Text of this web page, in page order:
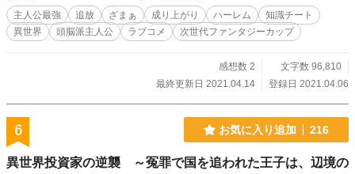
―― 投資家がハンターパーティを運用し成り上がっていく、痛快ファンタジ
ー！ ※本作は、小説家になろう様、タカミノe-storiesにも投稿しております。
主人公最強 追放 ざまぁ 成り上がり ハーレム
知識チート
異世界
頭脳派主人公 ラブコメ 次世代ファンタジーカップ
感想数 2
文字数 96,810
最終更新日 2021.04.14
登録日 2021.04.06
6 お気に入り追加 216
異世界投資家の逆襲 ～冤罪で国を追われた王子は、辺境の